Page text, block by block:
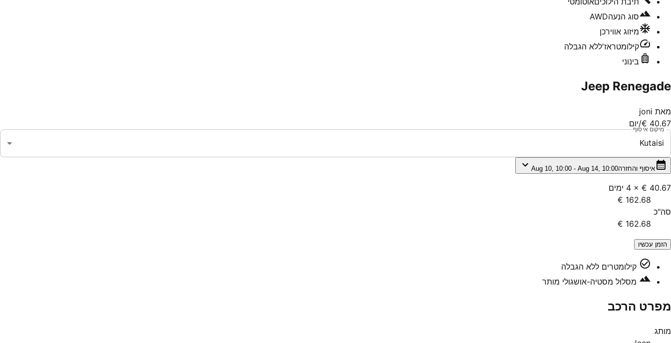
סוג הנעהAWD
מיזוג אווירכן
קילומטראז'ללא הגבלה
בינוני
Jeep Renegade
מאת joni
40.67 €
/יום
מיקום איסוף
Kutaisi
איסוף והחזרהAug 10, 10:00 - Aug 14, 10:00
40.67 €
×
4 ימים
162.68 €
סה"כ
162.68 €
הזמן עכשיו
קילומטרים ללא הגבלה
מסלול מסטיה-אושגולי מותר
מפרט הרכב
מותג